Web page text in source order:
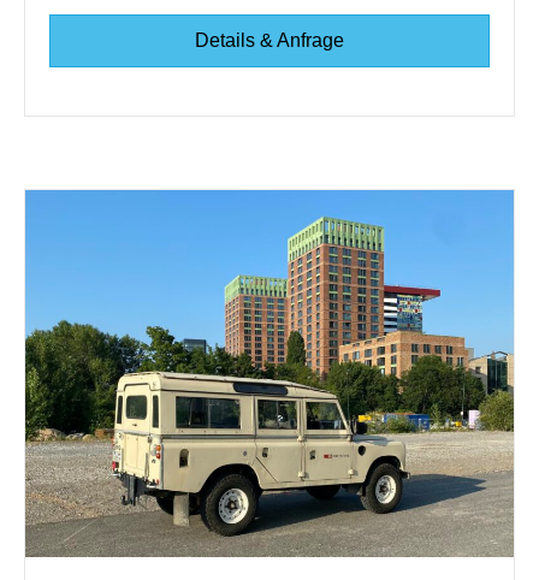
Details & Anfrage